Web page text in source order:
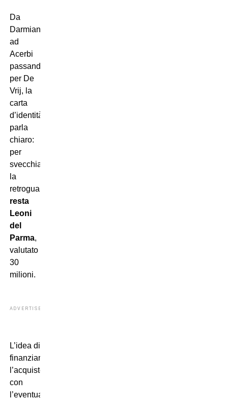
Da
Darmian
ad
Acerbi
passando
per De
Vrij, la
carta
d’identità
parla
chiaro:
per
svecchiare
la
retroguardia
resta
Leoni
del
Parma,
valutato
30
milioni.
ADVERTISEMENT
L’idea di
finanziarne
l’acquisto
con
l’eventuale